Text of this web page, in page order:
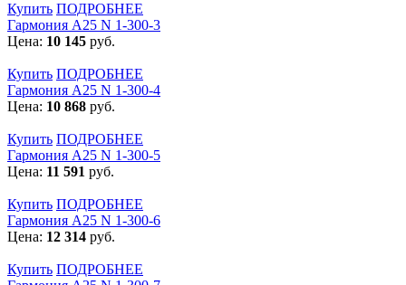
Купить ПОДРОБНЕЕ
Гармония А25 N 1-300-3
Цена: 10 145 руб.
Купить ПОДРОБНЕЕ
Гармония А25 N 1-300-4
Цена: 10 868 руб.
Купить ПОДРОБНЕЕ
Гармония А25 N 1-300-5
Цена: 11 591 руб.
Купить ПОДРОБНЕЕ
Гармония А25 N 1-300-6
Цена: 12 314 руб.
Купить ПОДРОБНЕЕ